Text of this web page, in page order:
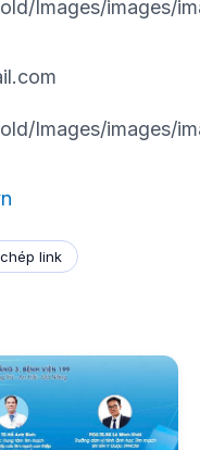
link